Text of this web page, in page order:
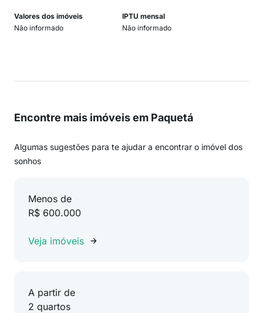
Valores dos imóveis
Não informado
IPTU mensal
Não informado
Encontre mais imóveis em Paquetá
Algumas sugestões para te ajudar a encontrar o imóvel dos
sonhos
Menos de
R$ 600.000
Veja imóveis
A partir de
2 quartos